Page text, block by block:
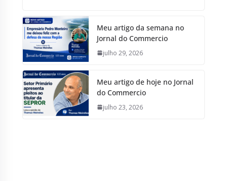
Meu artigo da semana no
Jornal do Commercio
julho 29, 2026
Meu artigo de hoje no Jornal
do Commercio
julho 23, 2026